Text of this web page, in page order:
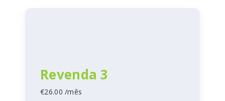
Revenda 3
€26.00 /mês